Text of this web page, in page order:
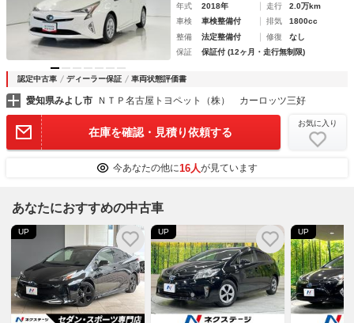
年式 2018年 走行
2.0万km
車検
車検整備付 排気
1800cc
整備
法定整備付 修復
なし
保証
保証付 (12ヶ月・走行無制限)
認定中古車 ディーラー保証 車両状態評価書
愛知県みよし市 ＮＴＰ名古屋トヨペット（株） カーロッツ三好
在庫を確認・見積り依頼する
お気に入り
今あなたの他に16人が見ています
あなたにおすすめの中古車
UP UP UP